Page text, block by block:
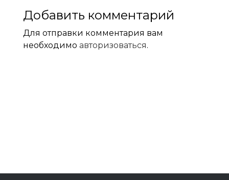
Добавить комментарий
Для отправки комментария вам
необходимо авторизоваться.